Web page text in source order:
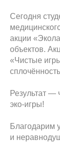
Сегодня
акции
объектов.
«Чистые
Результат —
эко-игры!
Благодарим
и